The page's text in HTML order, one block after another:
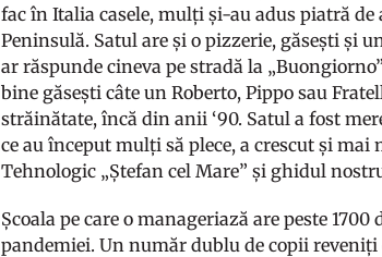
fac în Italia casele, mulți și-au adus piatră
Peninsulă. Satul are și o pizzerie, găsești și
ar răspunde cineva pe stradă la
bine găsești câte un Roberto, Pippo sau
străinătate, încă din anii ‘90. Satul a fost
ce au început mulți să plece, a crescut și
Tehnologic „Ștefan cel Mare” și ghidul
Școala pe care o manageriază are peste
pandemiei. Un număr dublu de copii